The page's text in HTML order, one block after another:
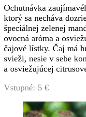
Ochutnávka
ktorý sa necháva
špeciálnej zelenej
ovocná aróma a
čajové lístky. Čaj má
svieži, nesie v sebe
a osviežujúcej
Vstupné: 5 €